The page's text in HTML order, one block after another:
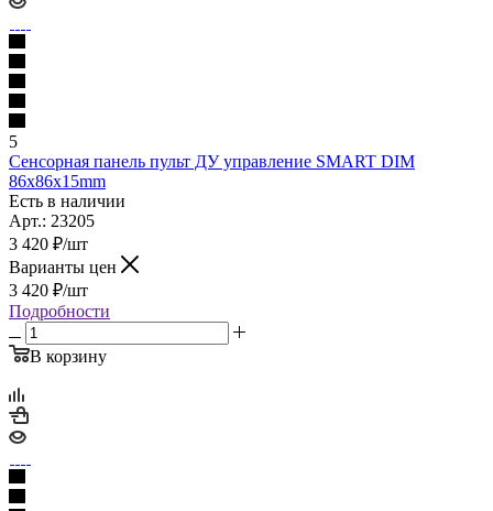
5
Сенсорная панель пульт ДУ управление SMART DIM
86х86х15mm
Есть в наличии
Арт.: 23205
3 420 ₽/шт
Варианты цен
3 420 ₽/шт
Подробности
В корзину